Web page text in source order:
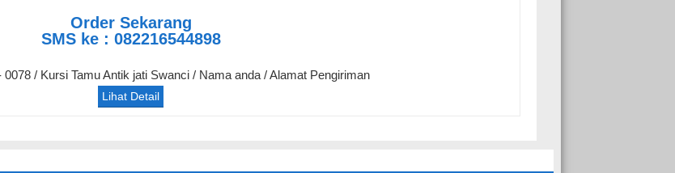
Order Sekarang
SMS ke : 082216544898
/ Kursi Tamu Antik jati Swanci / Nama anda / Alamat Pengiriman
Lihat Detail